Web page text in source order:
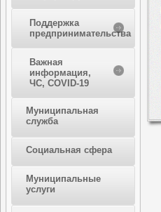
Поддержка
предпринимательства
Важная
информация,
ЧС, COVID-19
Муниципальная
служба
Социальная сфера
Муниципальные
услуги